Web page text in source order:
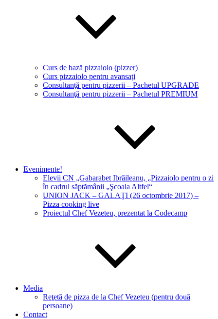
Curs de bază pizzaiolo (pizzer)
Curs pizzaiolo pentru avansaţi
Consultanţă pentru pizzerii – Pachetul UPGRADE
Consultanţă pentru pizzerii – Pachetul PREMIUM
Evenimente!
Elevii CN „Gabarabet Ibrăileanu, „Pizzaiolo pentru o zi
în cadrul săptămânii „Şcoala Altfel“
UNION JACK – GALAŢI (26 octombrie 2017) –
Pizza cooking live
Proiectul Chef Vezeteu, prezentat la Codecamp
Media
Reţetă de pizza de la Chef Vezeteu (pentru două
persoane)
Contact